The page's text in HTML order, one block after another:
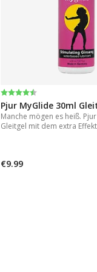
Bewertung:
4.2 von 5 Sternen
Pjur MyGlide 30ml
Manche mögen es heiß.
Gleitgel mit dem extra
€9.99